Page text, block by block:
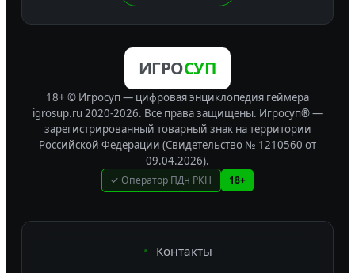
ИГРОСУП
18+ © Игросуп — цифровая энциклопедия геймера
igrosup.ru 2020-2026. Все права защищены. Игросуп® —
зарегистрированный товарный знак на территории
Российской Федерации (Свидетельство № 1210560 от
09.04.2026).
✓ Оператор ПДн РКН 18+
Контакты